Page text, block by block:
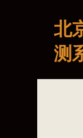
北
测